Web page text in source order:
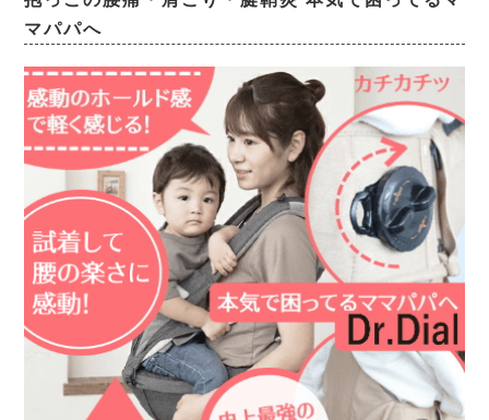
マパパへ